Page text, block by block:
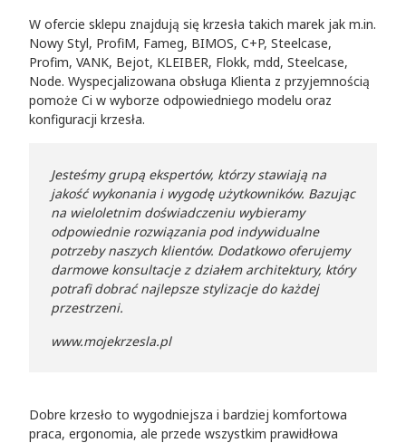
W ofercie sklepu znajdują się krzesła takich marek jak m.in.
Nowy Styl, ProfiM, Fameg, BIMOS, C+P, Steelcase,
Profim, VANK, Bejot, KLEIBER, Flokk, mdd, Steelcase,
Node. Wyspecjalizowana obsługa Klienta z przyjemnością
pomoże Ci w wyborze odpowiedniego modelu oraz
konfiguracji krzesła.
Jesteśmy grupą ekspertów, którzy stawiają na
jakość wykonania i wygodę użytkowników. Bazując
na wieloletnim doświadczeniu wybieramy
odpowiednie rozwiązania pod indywidualne
potrzeby naszych klientów. Dodatkowo oferujemy
darmowe konsultacje z działem architektury, który
potrafi dobrać najlepsze stylizacje do każdej
przestrzeni.
www.mojekrzesla.pl
Dobre krzesło to wygodniejsza i bardziej komfortowa
praca, ergonomia, ale przede wszystkim prawidłowa